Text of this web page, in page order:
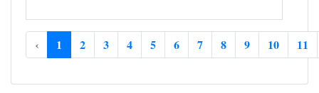
‹ 1 2 3 4 5 6 7 8 9 10 11